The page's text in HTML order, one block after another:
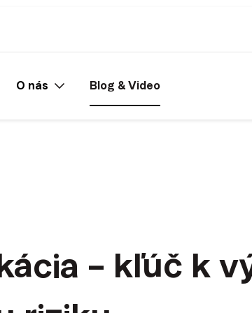
O nás Blog & Video
– kľúč k